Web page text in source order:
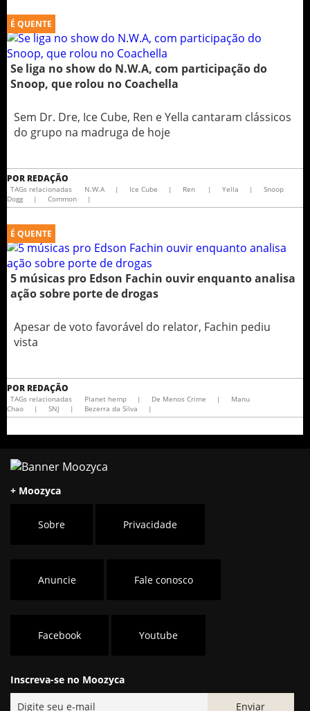
É QUENTE
Se liga no show do N.W.A, com participação do
Snoop, que rolou no Coachella
Sem Dr. Dre, Ice Cube, Ren e Yella cantaram clássicos
do grupo na madruga de hoje
POR REDAÇÃO
TAGs relacionadas N.W.A | Ice Cube | Ren | Yella |
Snoop
Dogg
| Common |
É QUENTE
5 músicas pro Edson Fachin ouvir enquanto analisa
ação sobre porte de drogas
Apesar de voto favorável do relator, Fachin pediu
vista
POR REDAÇÃO
TAGs relacionadas Planet hemp | De Menos Crime |
Manu
Chao
| SNJ | Bezerra da Silva |
+ Moozyca
Sobre Privacidade
Anuncie Fale conosco
Facebook Youtube
Inscreva-se no Moozyca